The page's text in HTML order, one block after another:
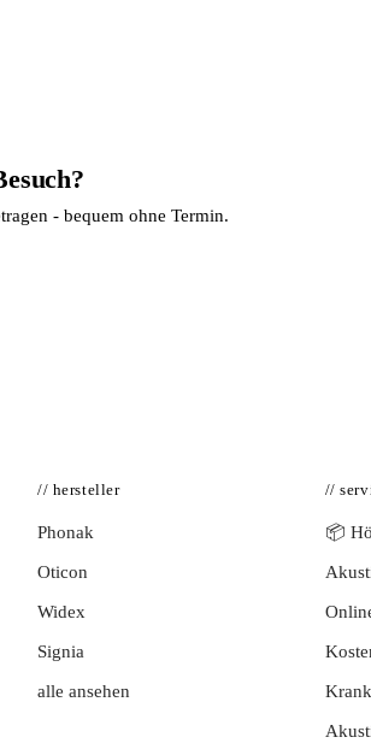
- bequem ohne Termin.
// hersteller
Phonak
Oticon
Widex
Signia
alle ansehen
//
📦